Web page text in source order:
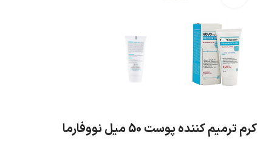
کرم ترمیم کننده پوست 50 میل نووفارما